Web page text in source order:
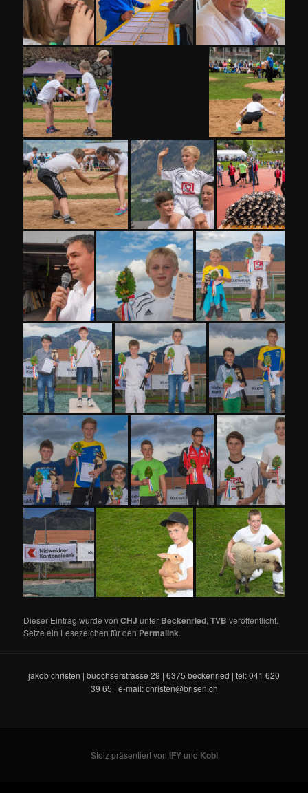
Dieser Eintrag wurde vonCHJ unter Beckenried,TVB veröffentlicht.
Setze ein Lesezeichen für den Permalink.
jakob christen | buochserstrasse 29 | 6375 beckenried | tel: 041 620
39 65 | e-mail: christen@brisen.ch
Stolz präsentiert von IFYund Kobi